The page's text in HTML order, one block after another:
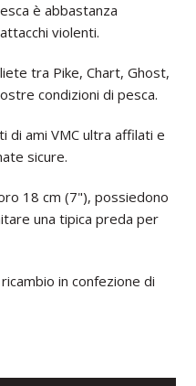
è abbastanza
violenti.
tra Pike, Chart, Ghost,
condizioni di pesca.
di ami VMC ultra affilati e
sicure.
18 cm (7"), possiedono
una tipica preda per
in confezione di